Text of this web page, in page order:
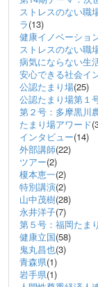
ストレスのない職
ラ(13)
健康イノベーショ
ストレスのない職
病気にならない生
安心できる社会イ
公認たまり場(25)
公認たまり場第１
第２号：多摩黒川
たまり場アワード
インタビュー(14)
外部講師(22)
ツアー(2)
榎本恵一(2)
特別講演(2)
山中茂樹(28)
永井洋子(7)
第５号：福岡たま
健康立国(58)
鬼丸昌也(3)
青森県(1)
岩手県(1)